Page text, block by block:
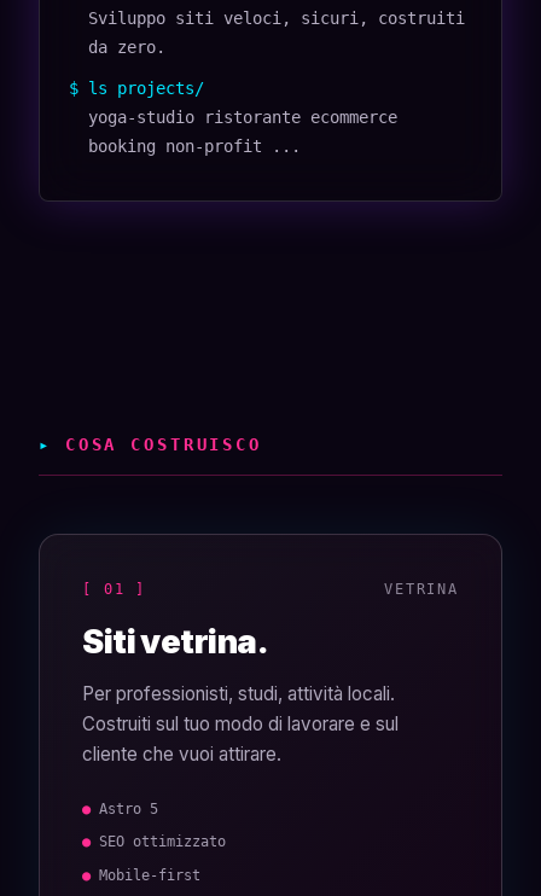
Sviluppo siti veloci, sicuri, costruiti
da zero.
$ ls projects/
yoga-studio ristorante ecommerce
booking non-profit ...
▸ COSA COSTRUISCO
[ 01 ] VETRINA
Siti vetrina.
Per professionisti, studi, attività locali.
Costruiti sul tuo modo di lavorare e sul
cliente che vuoi attirare.
● Astro 5
● SEO ottimizzato
● Mobile-first